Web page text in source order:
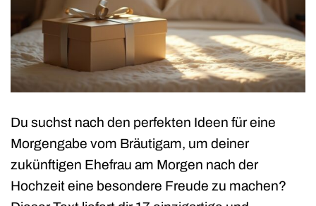
Du suchst nach den perfekten Ideen für eine
Morgengabe vom Bräutigam, um deiner
zukünftigen Ehefrau am Morgen nach der
Hochzeit eine besondere Freude zu machen?